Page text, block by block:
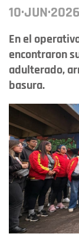
10·JUN·2026
En el
encontraron
adulterado,
basura.